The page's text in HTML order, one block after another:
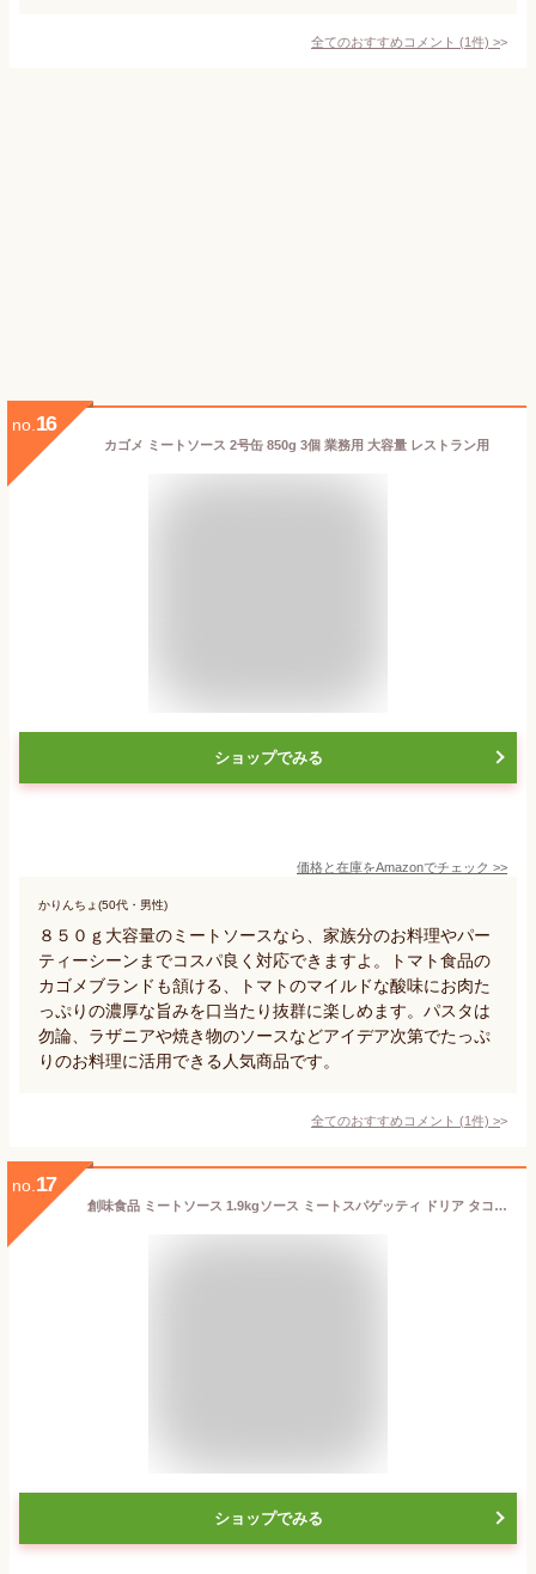
全てのおすすめコメント (1件) >
no. 16
カゴメ ミートソース 2号缶 850g 3個 業務用 大容量 レストラン用
ショップでみる
価格と在庫をAmazonでチェック >>
かりんちょ(50代・男性)
８５０ｇ大容量のミートソースなら、家族分のお料理やパー
ティーシーンまでコスパ良く対応できますよ。トマト食品の
カゴメブランドも頷ける、トマトのマイルドな酸味にお肉た
っぷりの濃厚な旨みを口当たり抜群に楽しめます。パスタは
勿論、ラザニアや焼き物のソースなどアイデア次第でたっぷ
りのお料理に活用できる人気商品です。
全てのおすすめコメント (1件) >
no. 17
創味食品 ミートソース 1.9kgソース ミートスパゲッティ ドリア タコライス グラタン 洋風 料理 調味料 フレッシュ かけるだけ 業務用 家庭用 お買い得 大容量 まとめ買い
ショップでみる